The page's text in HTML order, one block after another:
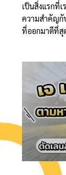
เป็นสิ่งแรกที่
ความสำคัญกั
ที่ออกมาดีที่สุ